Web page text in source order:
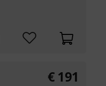
€ 191